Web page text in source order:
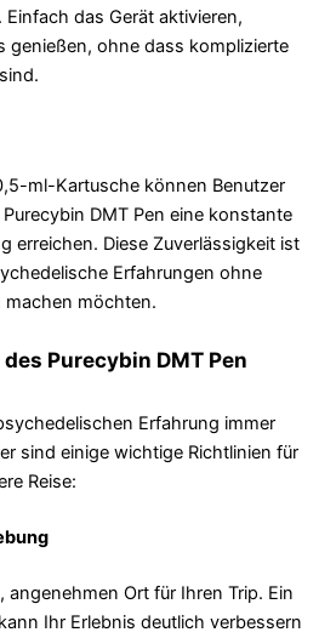
das Gerät aktivieren,
genießen, ohne dass komplizierte
ml-Kartusche können Benutzer
DMT Pen eine konstante
erreichen. Diese Zuverlässigkeit ist
Erfahrungen ohne
möchten.
Purecybin DMT Pen
Erfahrung immer
sind einige wichtige Richtlinien für
Reise:
angenehmen Ort für Ihren Trip. Ein
Ihr Erlebnis deutlich verbessern